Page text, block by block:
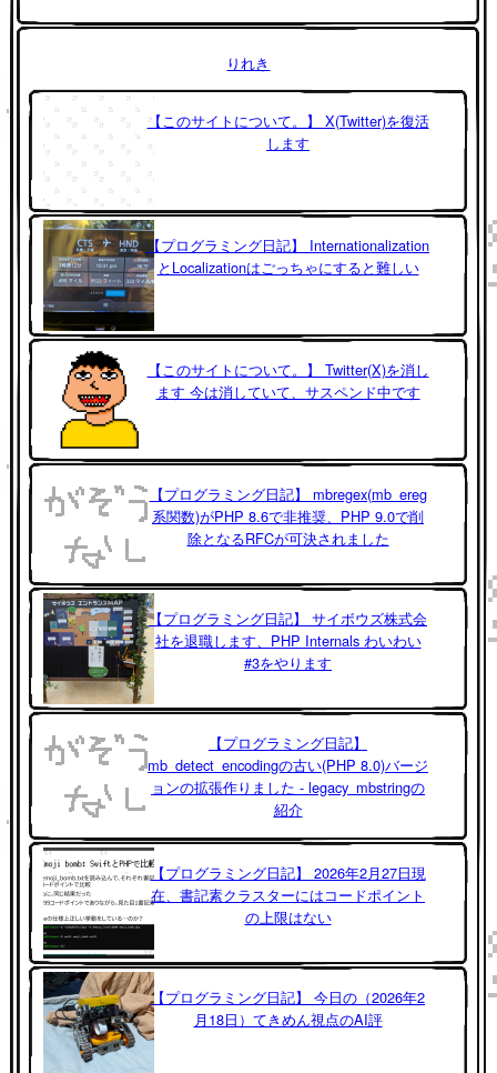
りれき
【このサイトについて。】 X(Twitter)を復活
します
【プログラミング日記】 Internationalization
とLocalizationはごっちゃにすると難しい
【このサイトについて。】 Twitter(X)を消し
ます 今は消していて、サスペンド中です
【プログラミング日記】 mbregex(mb_ereg
系関数)がPHP 8.6で非推奨、PHP 9.0で削
除となるRFCが可決されました
【プログラミング日記】 サイボウズ株式会
社を退職します、PHP Internals わいわい
#3をやります
【プログラミング日記】
mb_detect_encodingの古い(PHP 8.0)バージ
ョンの拡張作りました - legacy_mbstringの
紹介
【プログラミング日記】 2026年2月27日現
在、書記素クラスターにはコードポイント
の上限はない
【プログラミング日記】 今日の（2026年2
月18日）てきめん視点のAI評